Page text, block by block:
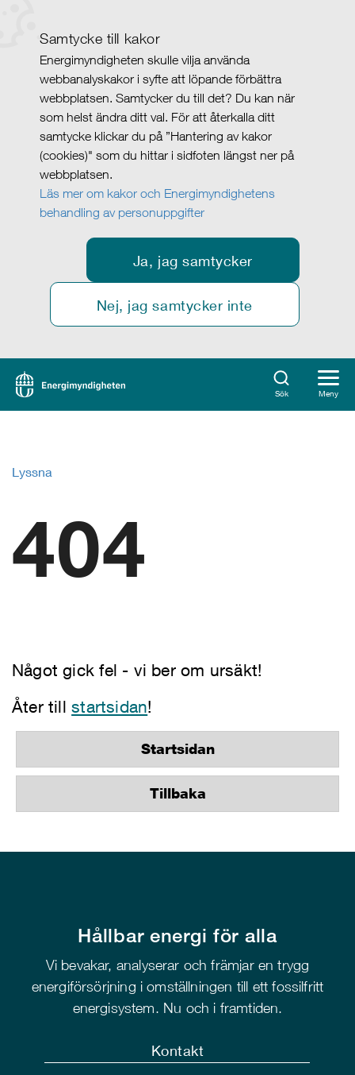
Samtycke till kakor
Energimyndigheten skulle vilja använda
webbanalyskakor i syfte att löpande förbättra
webbplatsen. Samtycker du till det? Du kan när
som helst ändra ditt val. För att återkalla ditt
samtycke klickar du på ”Hantering av kakor
(cookies)" som du hittar i sidfoten längst ner på
webbplatsen.
Läs mer om kakor och Energimyndighetens
behandling av personuppgifter
Ja, jag samtycker
Nej, jag samtycker inte
Sök Meny
Lyssna
404
Något gick fel - vi ber om ursäkt!
Åter tillstartsidan!
Startsidan
Tillbaka
Hållbar energi för alla
Vi bevakar, analyserar och främjar en trygg
energiförsörjning i omställningen till ett fossilfritt
energisystem. Nu och i framtiden.
Kontakt